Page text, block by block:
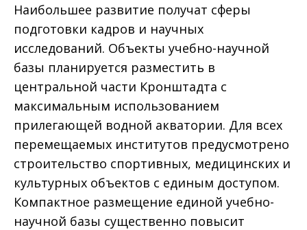
Наибольшее развитие получат сферы
подготовки кадров и научных
исследований. Объекты учебно-научной
базы планируется разместить в
центральной части Кронштадта с
максимальным использованием
прилегающей водной акватории. Для всех
перемещаемых институтов предусмотрено
строительство спортивных, медицинских и
культурных объектов с единым доступом.
Компактное размещение единой учебно-
научной базы существенно повысит